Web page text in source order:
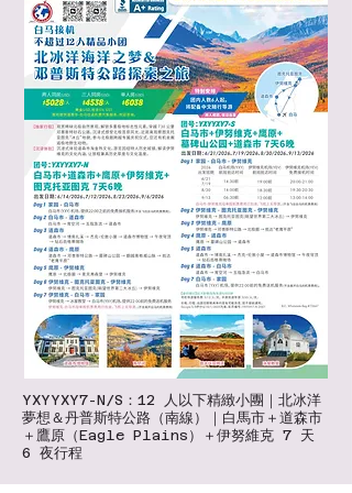
YXYYXY7-N/S：12 人以下精緻小團｜北冰洋
夢想＆丹普斯特公路（南線）｜白馬市＋道森市
＋鷹原（Eagle Plains）＋伊努維克 7 天
6 夜行程